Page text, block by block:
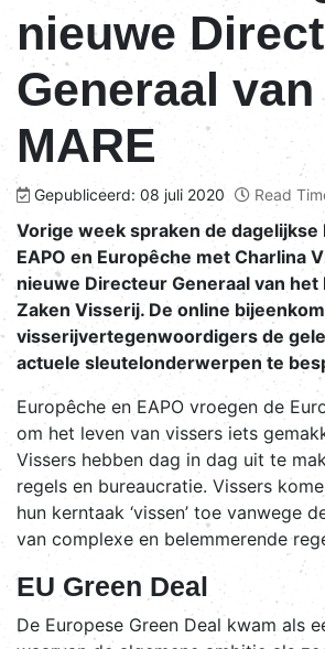
nieuwe
Generaal van
MARE
Gepubliceerd: 08 juli 2020 Read
Vorige week spraken de dagelijkse
EAPO en Europêche met Charlina
nieuwe Directeur Generaal van het
Zaken Visserij. De online
visserijvertegenwoordigers de
actuele sleutelonderwerpen te
Europêche en EAPO vroegen de
om het leven van vissers iets
Vissers hebben dag in dag uit te
regels en bureaucratie. Vissers
hun kerntaak ‘vissen’ toe vanwege
van complexe en belemmerende
EU Green Deal
De Europese Green Deal kwam als